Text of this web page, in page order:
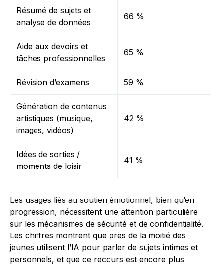
Résumé de sujets et
analyse de données
66 %
Aide aux devoirs et
tâches professionnelles
65 %
Révision d’examens 59 %
Génération de contenus
artistiques (musique,
images, vidéos)
42 %
Idées de sorties /
moments de loisir
41 %
Les usages liés au soutien émotionnel, bien qu’en
progression, nécessitent une attention particulière
sur les mécanismes de sécurité et de confidentialité.
Les chiffres montrent que près de la moitié des
jeunes utilisent l’IA pour parler de sujets intimes et
personnels, et que ce recours est encore plus